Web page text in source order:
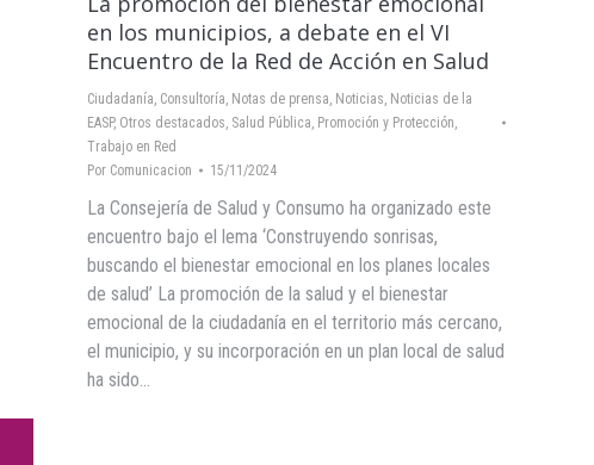
en los municipios, a debate en el VI
Encuentro de la Red de Acción en Salud
Ciudadanía, Consultoría, Notas de prensa, Noticias, Noticias de la
EASP, Otros destacados, Salud Pública, Promoción y Protección,
Trabajo en Red
Por Comunicacion 15/11/2024
La Consejería de Salud y Consumo ha organizado este
encuentro bajo el lema ‘Construyendo sonrisas,
buscando el bienestar emocional en los planes locales
de salud’ La promoción de la salud y el bienestar
emocional de la ciudadanía en el territorio más cercano,
el municipio, y su incorporación en un plan local de salud
ha sido…